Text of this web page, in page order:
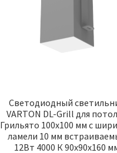
Светодиодный
VARTON DL-Grill для
Грильято 100х100 мм с
ламели 10 мм
12Вт 4000 К 90х90х160